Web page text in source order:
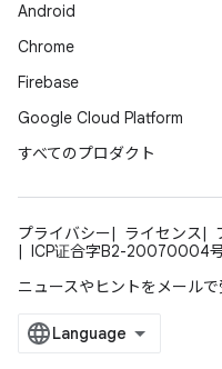
Android
Chrome
Firebase
Google Cloud Platform
すべてのプロダクト
プライバシー ライセンス
ICP证合字B2-20070004
ニュースやヒントをメールで